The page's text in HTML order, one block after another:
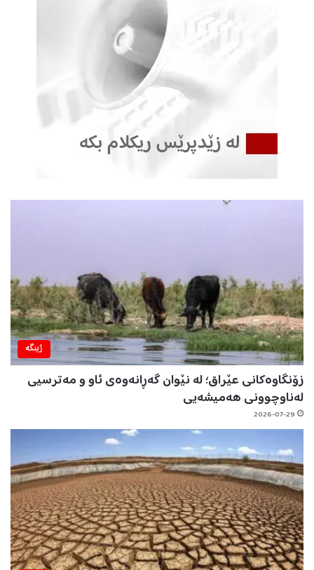
ژینگه‌
زۆنگاوەکانی عێراق؛ لە نێوان گەڕانەوەی ئاو و مەترسیی
لەناوچوونی هەمیشەیی
2026-07-29